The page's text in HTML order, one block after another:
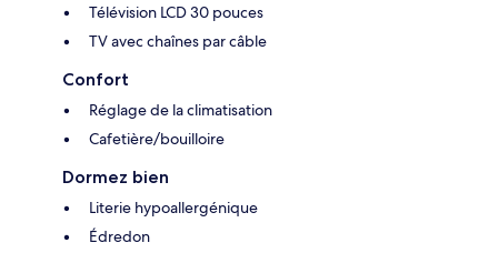
Télévision LCD 30 pouces
TV avec chaînes par câble
Confort
Réglage de la climatisation
Cafetière/bouilloire
Dormez bien
Literie hypoallergénique
Édredon